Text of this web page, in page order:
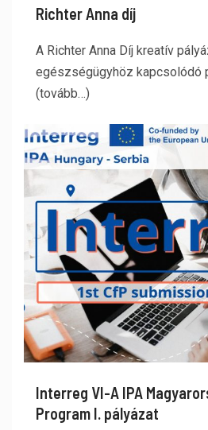
Richter Anna díj
A Richter Anna Díj kreatív
egészségügyhöz kapcsolódó
(tovább…)
Interreg VI-A IPA
Program I. pályázat